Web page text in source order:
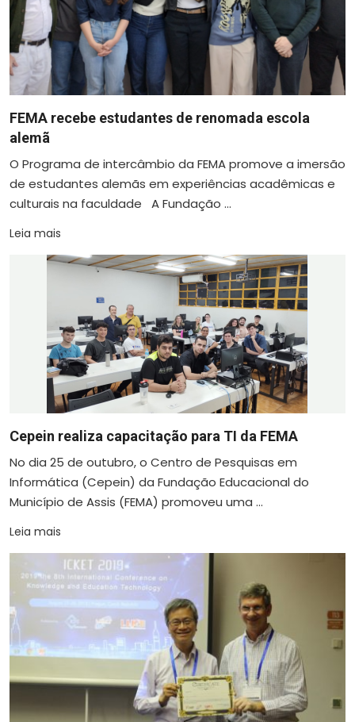
FEMA recebe estudantes de renomada escola
alemã
O Programa de intercâmbio da FEMA promove a imersão
de estudantes alemãs em experiências acadêmicas e
culturais na faculdade A Fundação ...
Leia mais
Cepein realiza capacitação para TI da FEMA
No dia 25 de outubro, o Centro de Pesquisas em
Informática (Cepein) da Fundação Educacional do
Município de Assis (FEMA) promoveu uma ...
Leia mais